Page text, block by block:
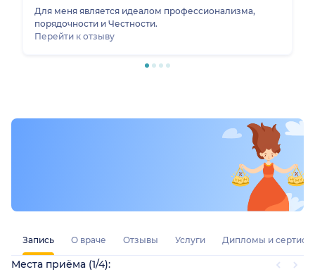
Запись О враче Отзывы Услуги Дипломы и
Места приёма (1/4):
Для меня является идеалом профессионализма,
порядочности и Честности.
Перейти к отзыву